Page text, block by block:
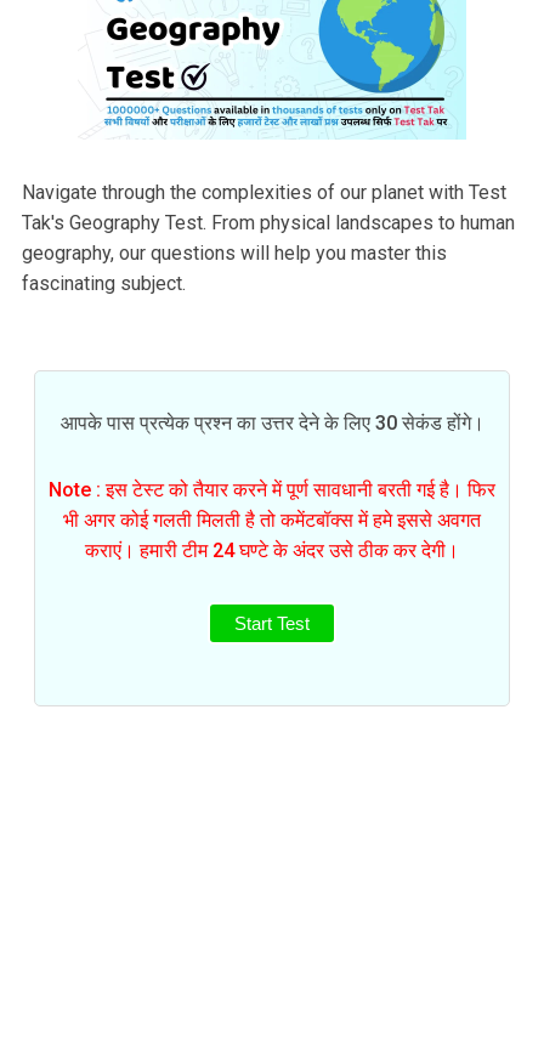
Navigate through the complexities of our planet with Test
Tak's Geography Test. From physical landscapes to human
geography, our questions will help you master this
fascinating subject.
आपके पास प्रत्येक प्रश्न का उत्तर देने के लिए 30 सेकंड होंगे।
Note : इस टेस्ट को तैयार करने में पूर्ण सावधानी बरती गई है। फिर
भी अगर कोई गलती मिलती है तो कमेंटबॉक्स में हमे इससे अवगत
कराएं। हमारी टीम 24 घण्टे के अंदर उसे ठीक कर देगी।
Start Test